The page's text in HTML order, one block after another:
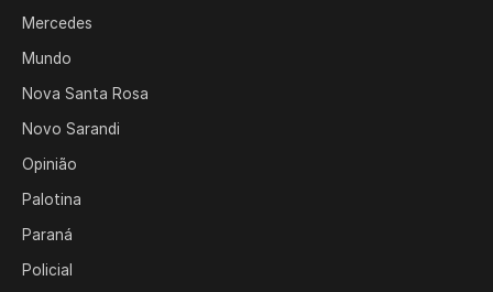
Mercedes
Mundo
Nova Santa Rosa
Novo Sarandi
Opinião
Palotina
Paraná
Policial